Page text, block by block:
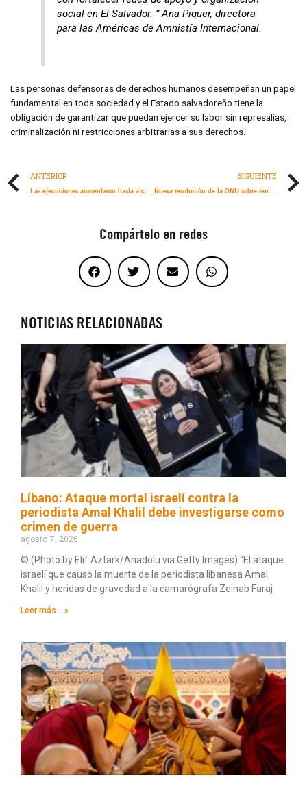
social en El Salvador. ” Ana Piquer, directora
para las Américas de Amnistía Internacional.
Las personas defensoras de derechos humanos desempeñan un papel
fundamental en toda sociedad y el Estado salvadoreño tiene la
obligación de garantizar que puedan ejercer su labor sin represalias,
criminalización ni restricciones arbitrarias a sus derechos.
ANTERIOR
Las ejecuciones aumentaron hasta alcanzar la cifra más alta registrada en 44 años
SIGUIENTE
Nueva resolución de la ONU sobre rendición de cuentas en materia climática: un importante paso adelante para progresar hacia la justicia climática
Compártelo en redes
NOTICIAS RELACIONADAS
Líbano: Ataque mortal israelí contra la
periodista Amal Khalil debe investigarse como
crimen de guerra
agosto 7, 2026
© (Photo by Elif Aztark/Anadolu via Getty Images) “El ataque
israelí que causó la muerte de la periodista libanesa Amal
Khalil y heridas de gravedad a la camarógrafa Zeinab Faraj
Leer más... »